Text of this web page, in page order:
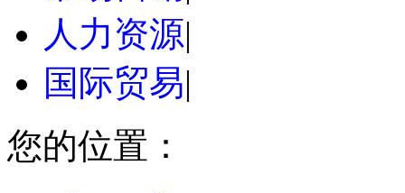
人力资源|
国际贸易|
您的位置：